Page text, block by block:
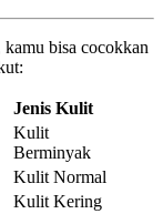
bisa cocokkan
Jenis Kulit
Kulit
Berminyak
Kulit Normal
Kulit Kering